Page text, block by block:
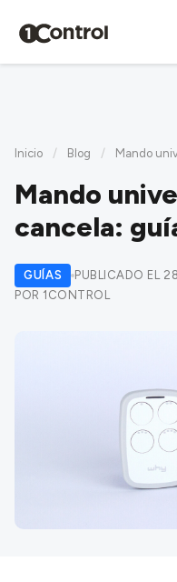
Inicio / Blog / Mando
Mando
cancela:
GUÍAS PUBLICADO EL
POR 1CONTROL